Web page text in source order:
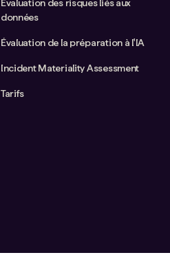
Évaluation des risques liés aux
données
Évaluation de la préparation à l'IA
Incident Materiality Assessment
Tarifs